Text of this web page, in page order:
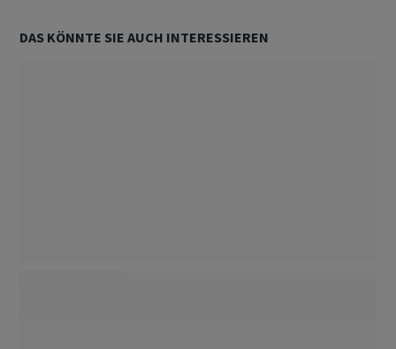
DAS KÖNNTE SIE AUCH INTERESSIEREN